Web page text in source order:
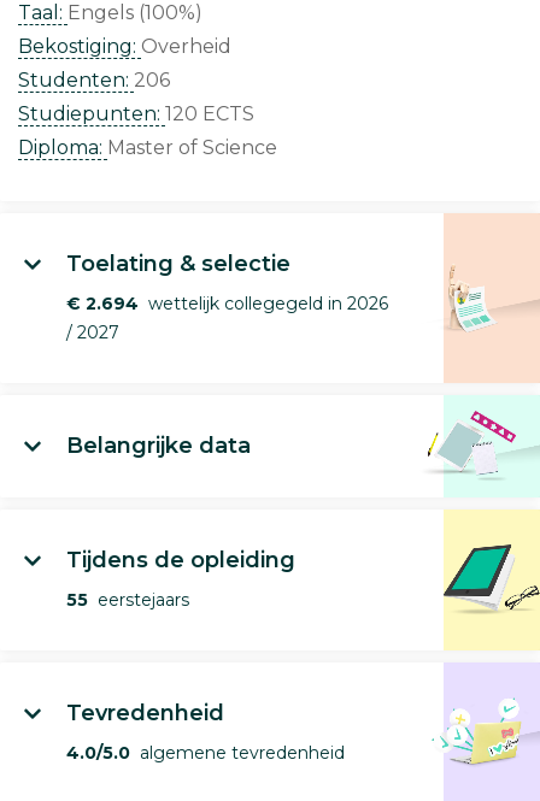
Taal: Engels (100%)
Bekostiging: Overheid
Studenten: 206
Studiepunten: 120 ECTS
Diploma: Master of Science
Toelating & selectie
€ 2.694 wettelijk collegegeld in 2026
/ 2027
Belangrijke data
Tijdens de opleiding
55 eerstejaars
Tevredenheid
4.0/5.0 algemene tevredenheid